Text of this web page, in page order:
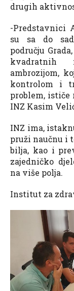
drugih
-Predstavnici
su sa do
području
kvadratnih
ambrozijom,
kontrolom i
problem,
INZ Kasim
INZ ima,
pruži naučnu i
bilja, kao i
zajedničko
na više polja.
Institut za